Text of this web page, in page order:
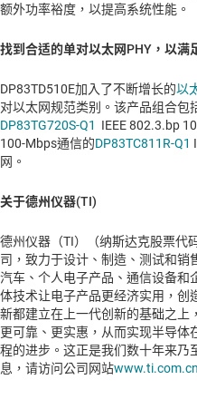
额外功率裕度，以提高系统性能。
找到合适的单对以太网PHY，以满
DP83TD510E加入了不断增长的以
对以太网规范类别。该产品组合包
DP83TG720S-Q1
IEEE 802.3.bp
100-Mbps通信的DP83TC811R-Q1
网。
关于德州仪器(TI)
德州仪器（TI）（纳斯达克股票代
司，致力于设计、制造、测试和销
汽车、个人电子产品、通信设备和
体技术让电子产品更经济实用，创
新都建立在上一代创新的基础之上
更可靠、更实惠，从而实现半导体
程的进步。这正是我们数十年来乃
息，请访问公司网站www.ti.com.cn